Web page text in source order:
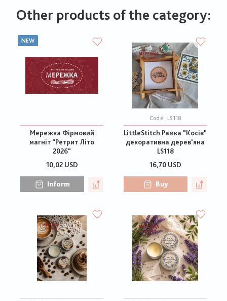
Other products of the category:
NEW
Мережка Фірмовий
магніт "Ретрит Літо
2026"
10,02 USD
Inform
Code: LS118
LittleStitch Рамка "Косів"
декоративна дерев'яна
LS118
16,70 USD
Buy